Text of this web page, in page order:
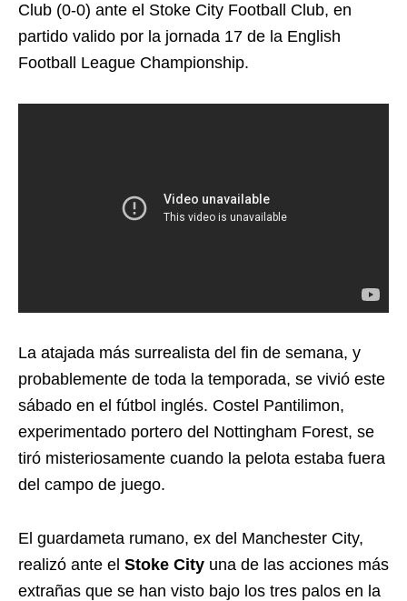
Club (0-0) ante el Stoke City Football Club, en
partido valido por la jornada 17 de la English
Football League Championship.
La atajada más surrealista del fin de semana, y
probablemente de toda la temporada, se vivió este
sábado en el fútbol inglés. Costel Pantilimon,
experimentado portero del Nottingham Forest, se
tiró misteriosamente cuando la pelota estaba fuera
del campo de juego.
El guardameta rumano, ex del Manchester City,
realizó ante el Stoke City una de las acciones más
extrañas que se han visto bajo los tres palos en la